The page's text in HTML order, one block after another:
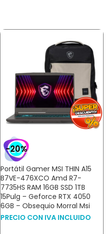
-20%
Portátil Gamer MSI THIN A15
B7VE-476XCO Amd R7-
7735HS RAM 16GB SSD 1TB
15Pulg – Geforce RTX 4050
6GB – Obsequio Morral Msi
PRECIO CON IVA INCLUIDO